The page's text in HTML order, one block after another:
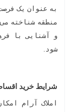
به عنوان یک
منطقه شناخته
و آشنایی با
شود.
شرایط خرید
املاک آرام